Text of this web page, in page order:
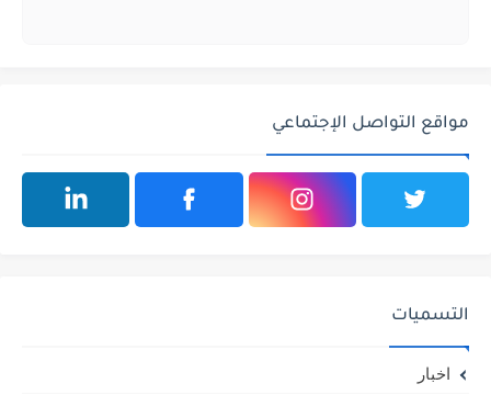
مواقع التواصل الإجتماعي
التسميات
اخبار